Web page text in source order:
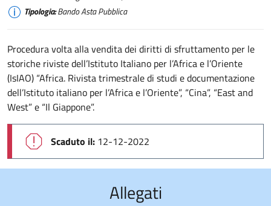
Tipologia:Bando Asta Pubblica
Procedura volta alla vendita dei diritti di sfruttamento per le
storiche riviste dell’Istituto Italiano per l’Africa e l’Oriente
(IsIAO) “Africa. Rivista trimestrale di studi e documentazione
dell’Istituto italiano per l’Africa e l’Oriente”, “Cina”, “East and
West” e “Il Giappone”.
Scaduto il: 12-12-2022
Allegati